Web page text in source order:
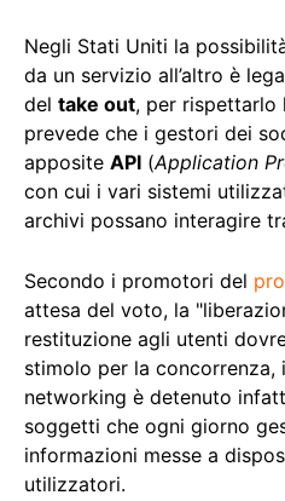
Negli Stati Uniti la
da un servizio all’altro è
del take out, per rispettarlo
prevede che i gestori dei
apposite API (Application
con cui i vari sistemi
archivi possano interagire
Secondo i promotori del
attesa del voto, la
restituzione agli utenti
stimolo per la concorrenza,
networking è detenuto
soggetti che ogni giorno
informazioni messe a
utilizzatori.